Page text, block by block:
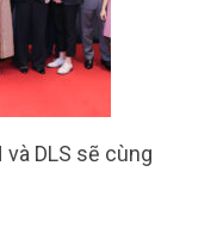
DLS sẽ cùng